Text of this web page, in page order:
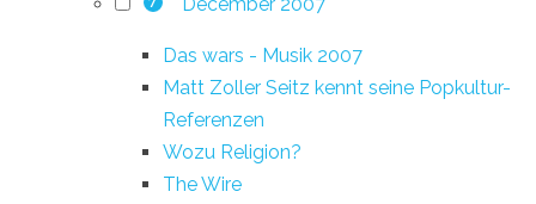
Das wars - Musik 2007
Matt Zoller Seitz kennt seine Popkultur-
Referenzen
Wozu Religion?
The Wire